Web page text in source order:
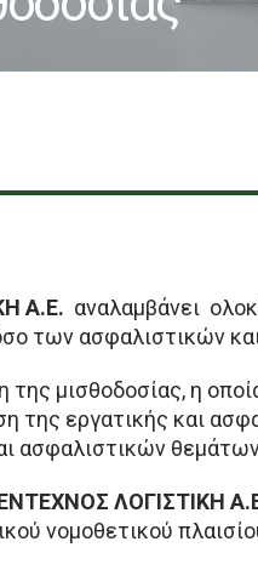
Α.Ε. αναλαμβάνει
των ασφαλιστικών
της μισθοδοσίας, η
της εργατικής και
ασφαλιστικών
ΛΟΓΙΣΤΙΚΗ
νομοθετικού